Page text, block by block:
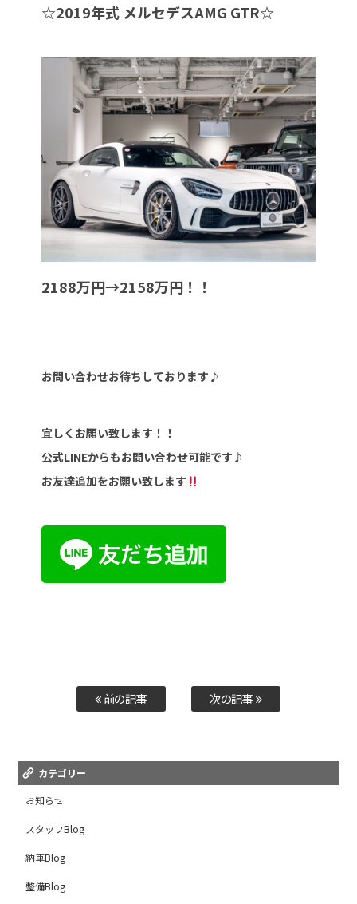
☆2019年式 メルセデスAMG GTR☆
2188万円→2158万円！！
お問い合わせお待ちしております♪
宜しくお願い致します！！
公式LINEからもお問い合わせ可能です♪
お友達追加をお願い致します
前の記事 次の記事
カテゴリー
お知らせ
スタッフBlog
納車Blog
整備Blog